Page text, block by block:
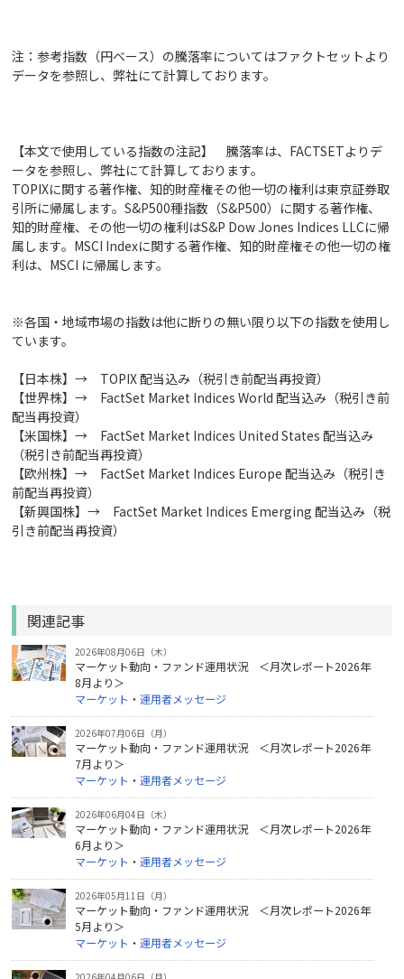
注：参考指数（円ベース）の騰落率についてはファクトセットより
データを参照し、弊社にて計算しております。
【本文で使用している指数の注記】 騰落率は、FACTSETよりデ
ータを参照し、弊社にて計算しております。
TOPIXに関する著作権、知的財産権その他一切の権利は東京証券取
引所に帰属します。S&P500種指数（S&P500）に関する著作権、
知的財産権、その他一切の権利はS&P Dow Jones Indices LLCに帰
属します。MSCI Indexに関する著作権、知的財産権その他一切の権
利は、MSCI に帰属します。
※各国・地域市場の指数は他に断りの無い限り以下の指数を使用し
ています。
【日本株】→ TOPIX 配当込み（税引き前配当再投資）
【世界株】→ FactSet Market Indices World 配当込み（税引き前
配当再投資）
【米国株】→ FactSet Market Indices United States 配当込み
（税引き前配当再投資）
【欧州株】→ FactSet Market Indices Europe 配当込み（税引き
前配当再投資）
【新興国株】→ FactSet Market Indices Emerging 配当込み（税
引き前配当再投資）
関連記事
2026年08月06日（木）
マーケット動向・ファンド運用状況 ＜月次レポート2026年
8月より＞
マーケット ・運用者メッセージ
2026年07月06日（月）
マーケット動向・ファンド運用状況 ＜月次レポート2026年
7月より＞
マーケット ・運用者メッセージ
2026年06月04日（木）
マーケット動向・ファンド運用状況 ＜月次レポート2026年
6月より＞
マーケット ・運用者メッセージ
2026年05月11日（月）
マーケット動向・ファンド運用状況 ＜月次レポート2026年
5月より＞
マーケット ・運用者メッセージ